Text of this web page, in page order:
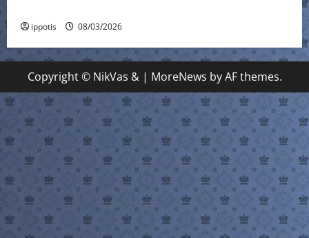
ippotis 08/03/2026
Copyright © NikVas & | MoreNews by AF themes.